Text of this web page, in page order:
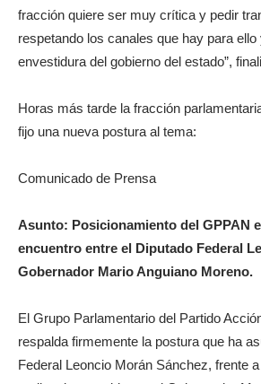
fracción quiere ser muy crítica y pedir
respetando los canales que hay para
envestidura del gobierno del estado”,
Horas más tarde la fracción
fijo una nueva postura al tema:
Comunicado de Prensa
Asunto: Posicionamiento del GPPAN
encuentro entre el Diputado Federal
Gobernador Mario Anguiano Moreno.
El Grupo Parlamentario del Partido
respalda firmemente la postura que ha
Federal Leoncio Morán Sánchez, frente